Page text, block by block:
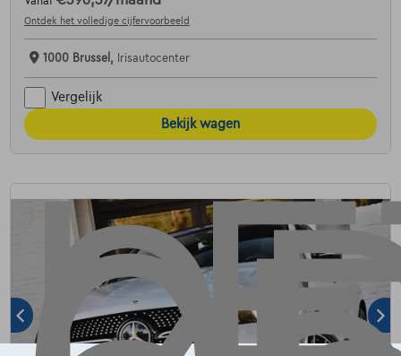
Ontdek het volledige cijfervoorbeeld
1000 Brussel, Irisautocenter
Vergelijk
Bekijk wagen